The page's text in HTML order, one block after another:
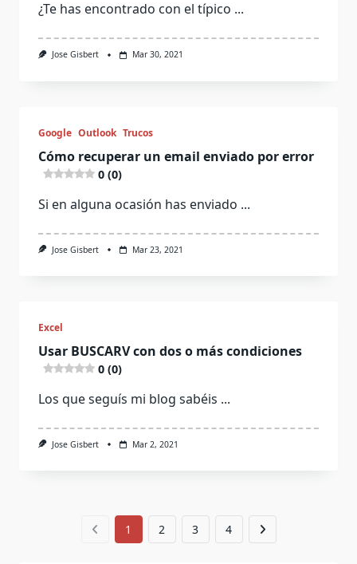
¿Te has encontrado con el típico ...
Jose Gisbert Mar 30, 2021
Google Outlook Trucos
Cómo recuperar un email enviado por error
0 (0)
Si en alguna ocasión has enviado ...
Jose Gisbert Mar 23, 2021
Excel
Usar BUSCARV con dos o más condiciones
0 (0)
Los que seguís mi blog sabéis ...
Jose Gisbert Mar 2, 2021
1 2 3 4